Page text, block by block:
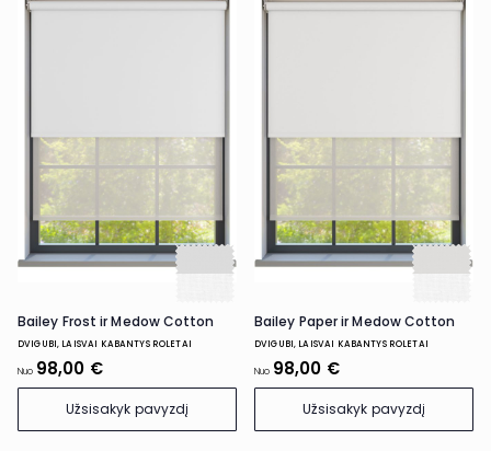
Bailey Frost ir Medow Cotton
DVIGUBI, LAISVAI KABANTYS ROLETAI
Nuo 98,00 €
Užsisakyk pavyzdį
Bailey Paper ir Medow Cotton
DVIGUBI, LAISVAI KABANTYS ROLETAI
Nuo 98,00 €
Užsisakyk pavyzdį